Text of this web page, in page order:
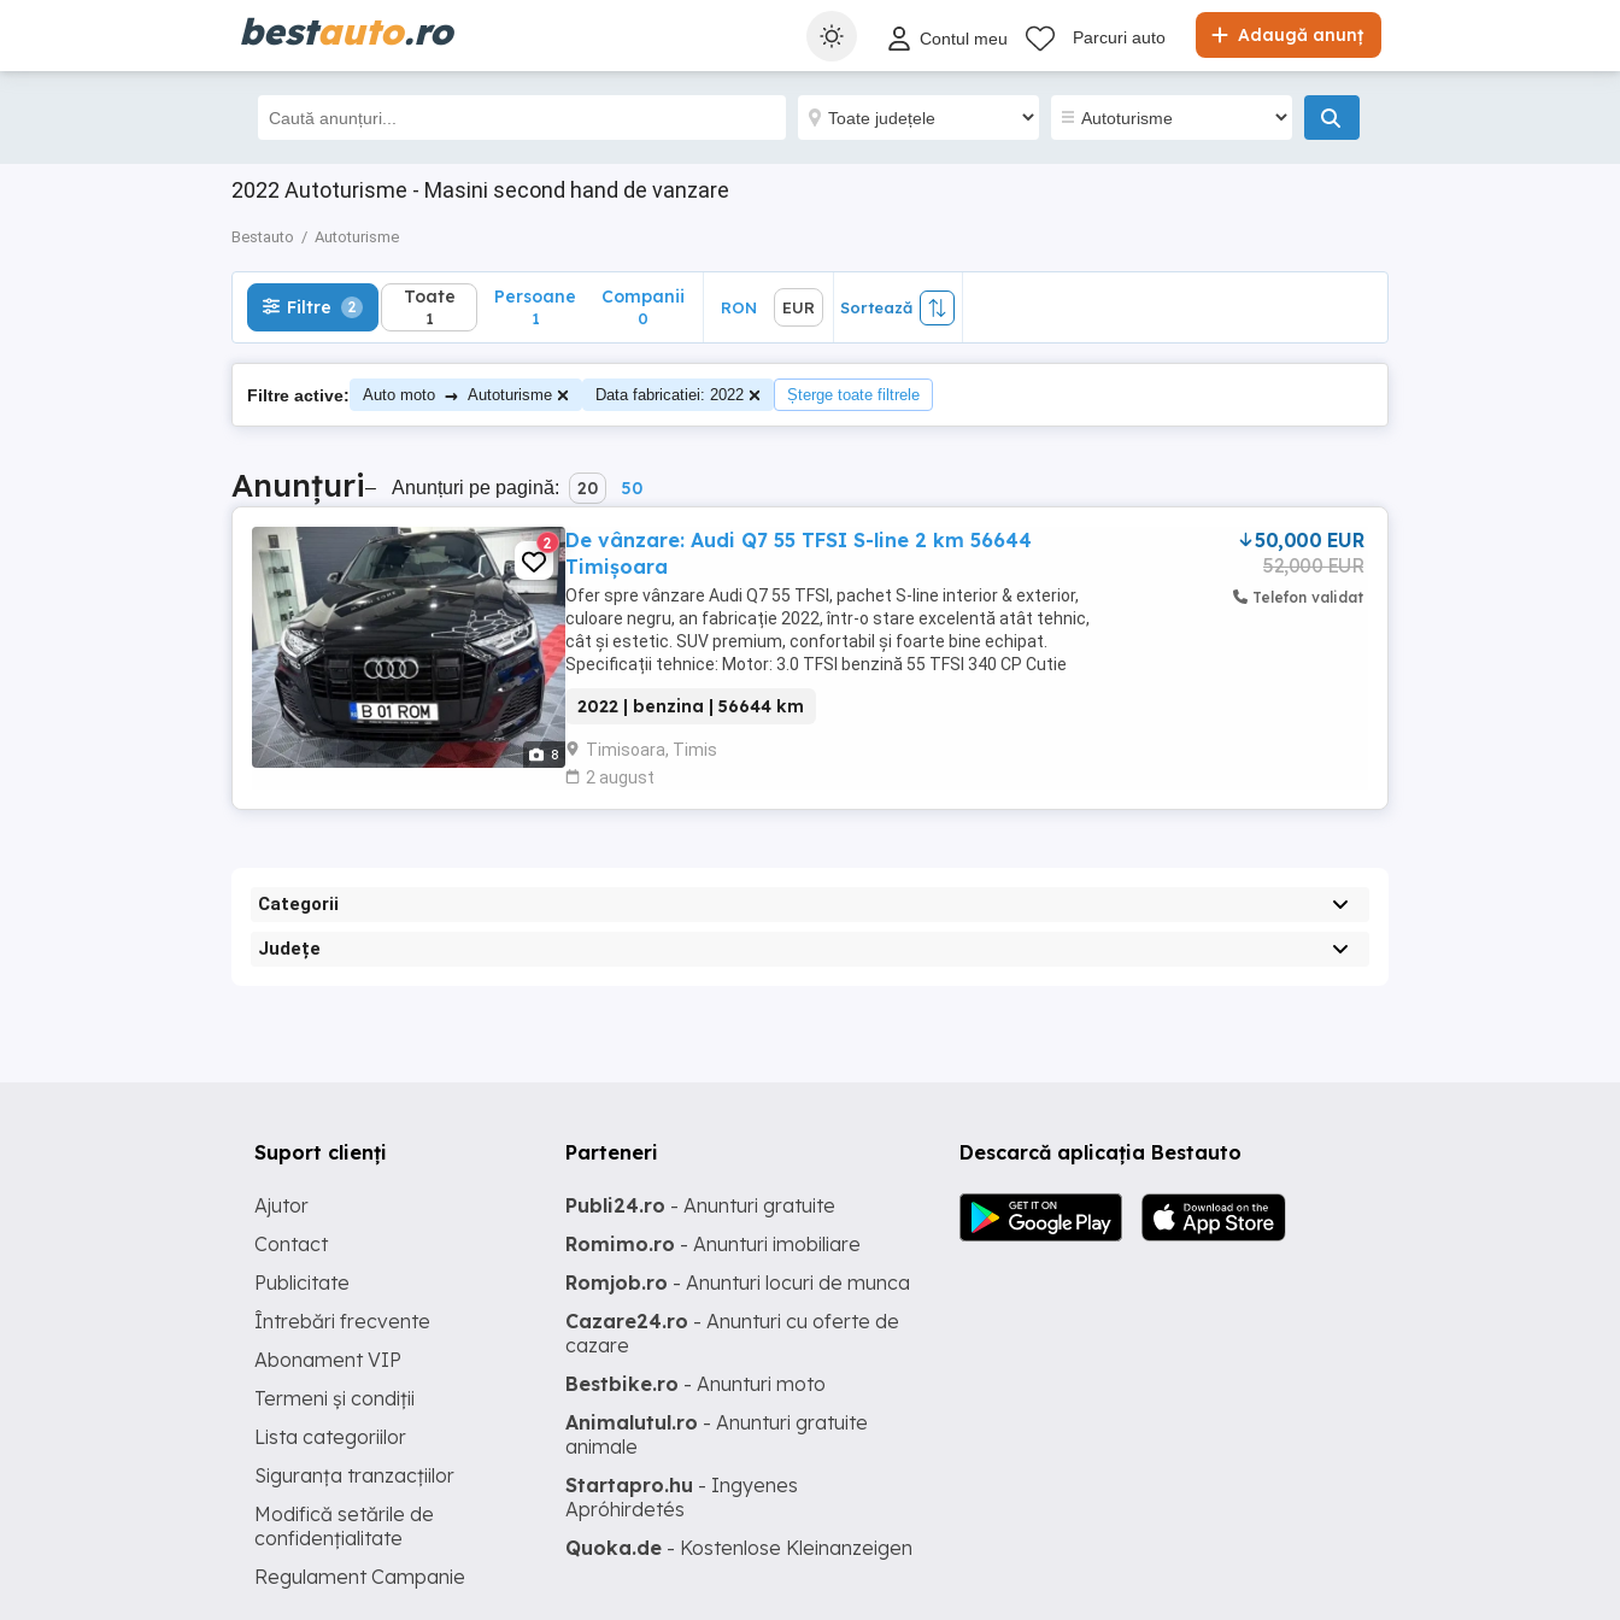
bestauto.ro Adaugă anunț
Contul meu Parcuri auto
2022 Autoturisme - Masini second hand de vanzare
Bestauto Autoturisme
Filtre 2 Toate
1
Sortează
Filtre 2 Toate
1
Persoane
1
Companii
0
RON EUR Sortează
Filtre active: Auto moto → Autoturisme Data fabricatiei: 2022 Șterge toate filtrele
Anunțuri– Anunțuri pe pagină: 20 50
8
2
De vânzare: Audi Q7 55 TFSI S-line 2 km 56644
Timișoara
Ofer spre vânzare Audi Q7 55 TFSI, pachet S-line interior & exterior,
culoare negru, an fabricație 2022, într-o stare excelentă atât tehnic,
cât și estetic. SUV premium, confortabil și foarte bine echipat.
Specificații tehnice: Motor: 3.0 TFSI benzină 55 TFSI 340 CP Cutie
2022 | benzina | 56644 km
Timisoara, Timis
2 august
50,000 EUR
52,000 EUR
Telefon validat
Categorii
Județe
Descarcă aplicația Bestauto
Suport clienți
Ajutor
Contact
Publicitate
Întrebări frecvente
Abonament VIP
Termeni și condiții
Lista categoriilor
Siguranța tranzacțiilor
Modifică setările de
confidențialitate
Regulament Campanie
Parteneri
Publi24.ro - Anunturi gratuite
Romimo.ro - Anunturi imobiliare
Romjob.ro - Anunturi locuri de munca
Cazare24.ro - Anunturi cu oferte de
cazare
Bestbike.ro - Anunturi moto
Animalutul.ro - Anunturi gratuite
animale
Startapro.hu - Ingyenes
Apróhirdetés
Quoka.de - Kostenlose Kleinanzeigen